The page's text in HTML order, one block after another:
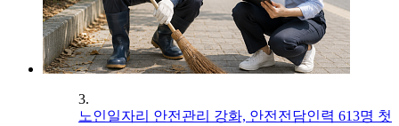
3.
노인일자리 안전관리 강화, 안전전담인력 613명 첫